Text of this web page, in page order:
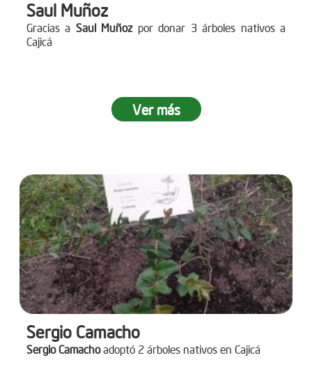
Saul Muñoz
Gracias a Saul Muñozpor donar 3 árboles nativos a
Cajicá
Ver más
Sergio Camacho
Sergio Camachoadoptó 2 árboles nativos en Cajicá